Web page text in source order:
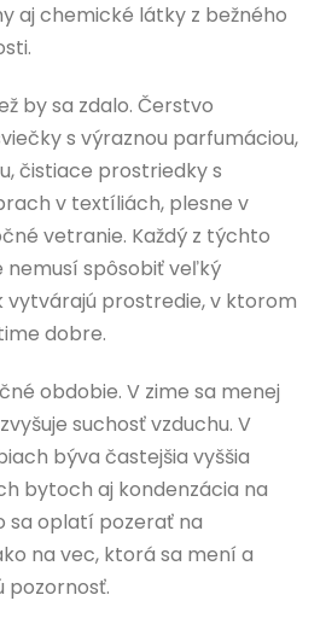
aj chemické látky z bežného
by sa zdalo. Čerstvo
s výraznou parfumáciou,
čistiace prostriedky s
v textíliách, plesne v
vetranie. Každý z týchto
spôsobiť veľký
vytvárajú prostredie, v ktorom
dobre.
obdobie. V zime sa menej
suchosť vzduchu. V
býva častejšia vyššia
bytoch aj kondenzácia na
sa oplatí pozerať na
na vec, ktorá sa mení a
pozornosť.